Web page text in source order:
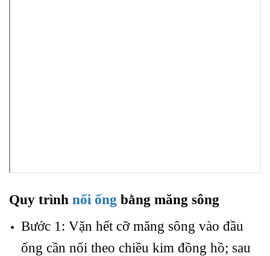
Quy trình nối ống bằng măng sông
Bước 1: Vặn hết cỡ măng sông vào đầu
ống cần nối theo chiều kim đồng hồ; sau